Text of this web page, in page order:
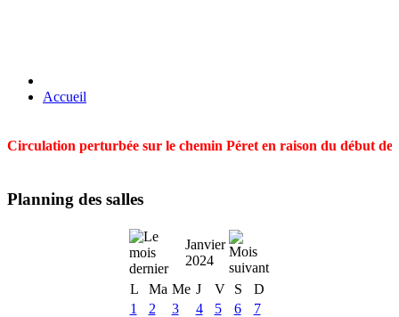
Accueil
Circulation perturbée sur le chemin Péret en raison du début
Planning des salles
Janvier
2024
L
Ma Me J V S
D
1
2 3 4 5 6
7